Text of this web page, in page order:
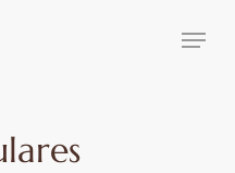
Menu